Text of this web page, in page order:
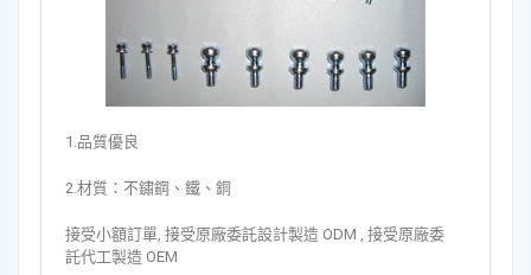
1.品質優良
2.材質：不鏽鋼、鐵、銅
接受小額訂單, 接受原廠委託設計製造 ODM , 接受原廠委
託代工製造 OEM